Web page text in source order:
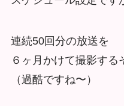
連続50回分の放送を
６ヶ月かけて撮影する
（過酷ですね〜）